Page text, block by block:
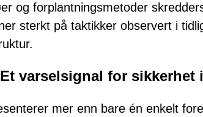
og forplantningsmetoder
sterkt på taktikker observert i
varselsignal for
mer enn bare én enkelt